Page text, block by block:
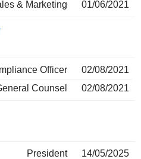
& Marketing 01/06/2021
Officer
02/08/2021
Counsel
02/08/2021
President 14/05/2025